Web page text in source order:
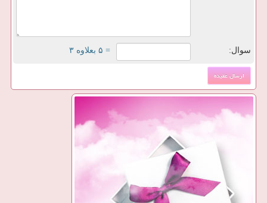
سوال: = ۵ بعلاوه ۳